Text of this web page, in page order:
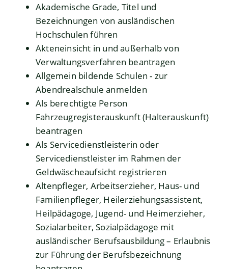
Akademische Grade, Titel und
Bezeichnungen von ausländischen
Hochschulen führen
Akteneinsicht in und außerhalb von
Verwaltungsverfahren beantragen
Allgemein bildende Schulen - zur
Abendrealschule anmelden
Als berechtigte Person
Fahrzeugregisterauskunft (Halterauskunft)
beantragen
Als Servicedienstleisterin oder
Servicedienstleister im Rahmen der
Geldwäscheaufsicht registrieren
Altenpfleger, Arbeitserzieher, Haus- und
Familienpfleger, Heilerziehungsassistent,
Heilpädagoge, Jugend- und Heimerzieher,
Sozialarbeiter, Sozialpädagoge mit
ausländischer Berufsausbildung – Erlaubnis
zur Führung der Berufsbezeichnung